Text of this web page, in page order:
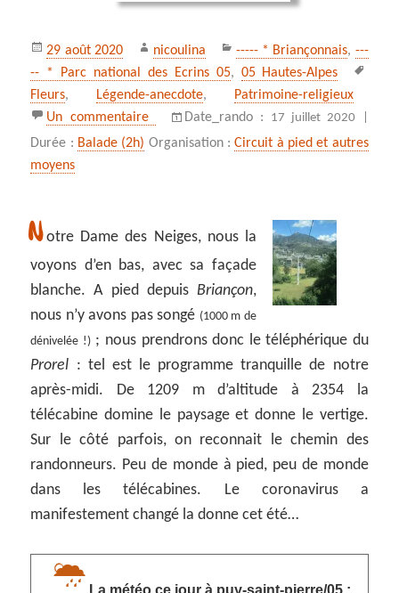
Publié
le
29 août 2020 Auteur
nicoulina Catégories
----- * Briançonnais, ---
-- * Parc national des Ecrins 05, 05 Hautes-Alpes
Fleurs, Légende-anecdote, Patrimoine-religieux
Un commentaire
sur Notre Dame des Neiges par le
Date_rando : 17 juillet 2020 |
Durée : Balade (2h) Organisation :Circuit à pied et autres
moyens
Notre Dame des Neiges, nous la
voyons d’en bas, avec sa façade
blanche. A pied depuis Briançon,
nous n’y avons pas songé (1000 m de
dénivelée !); nous prendrons donc le téléphérique du
Prorel : tel est le programme tranquille de notre
après-midi. De 1209 m d’altitude à 2354 la
télécabine domine le paysage et donne le vertige.
Sur le côté parfois, on reconnait le chemin des
randonneurs. Peu de monde à pied, peu de monde
dans les télécabines. Le coronavirus a
manifestement changé la donne cet été…
La météo ce jour à puy-saint-pierre/05 :